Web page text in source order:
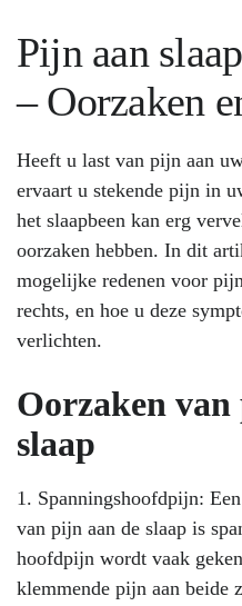
Pijn aan
– Oorzaken
Heeft u last van pijn aan
ervaart u stekende pijn in
het slaapbeen kan erg
oorzaken hebben. In dit
mogelijke redenen voor
rechts, en hoe u deze
verlichten.
Oorzaken
slaap
1. Spanningshoofdpijn:
van pijn aan de slaap is
hoofdpijn wordt vaak
klemmende pijn aan beide